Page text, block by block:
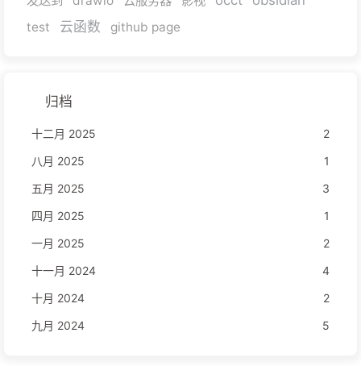
test 云函数 github page
归档
十二月 2025
2
八月 2025
1
五月 2025
3
四月 2025
1
一月 2025
2
十一月 2024
4
十月 2024
2
九月 2024
5